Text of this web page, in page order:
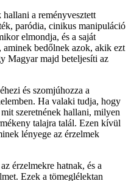
a reményvesztett
paródia, cinikus manipuláció
elmondja, és a saját
bedőlnek azok, akik ezt
Magyar majd beteljesíti az
és szomjúhozza a
Ha valaki tudja, hogy
szeretnének hallani, milyen
talajra talál. Ezen kívül
lényege az érzelmek
érzelmekre hatnak, és a
Ezek a tömeglélektan